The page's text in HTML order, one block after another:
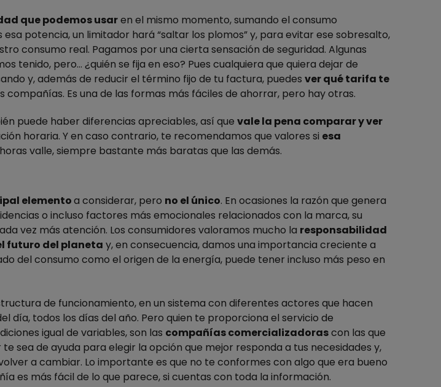
que podemos usaren el mismo momento, sumando el consumo
potencia, un limitador hará “saltar los plomos” y, para evitar ese sobresalto,
consumo real. Pagamos por una cierta sensación de seguridad. Algunas
tenido, pero… ¿quién se fija en eso? Pues cualquiera que quiera dejar de
y, además de reducir el término fijo de tu factura, puedesver qué tarifa te
Es una de las formas más fáciles de ahorrar, pero hay otras.
puede haber diferencias apreciables, así quevale la pena comparar y ver
horaria. Y en caso contrario, te recomendamos que valores si esa
valle, siempre bastante más baratas que las demás.
elementoa considerar, pero no el único. En ocasiones la razón que genera
o incluso factores más emocionales relacionados con la marca, su
vez más atención. Los consumidores valoramos mucho la responsabilidad
futuro del planeta y, en consecuencia, damos una importancia creciente a
del consumo como el origen de la energía, puede tener incluso más peso en
de funcionamiento, en un sistema con diferentes actores que hacen
día, todos los días del año. Pero quien te proporciona el servicio de
igual de variables, son las compañías comercializadorascon las que
sea de ayuda para elegir la opción que mejor responda a tus necesidades y,
a cambiar. Lo importante es que no te conformes con algo que era bueno
es más fácil de lo que parece, si cuentas con toda la información.